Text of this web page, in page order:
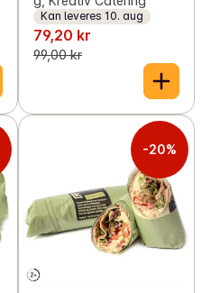
Kan leveres 10. aug
79,20 kr
99,00 kr
-20%